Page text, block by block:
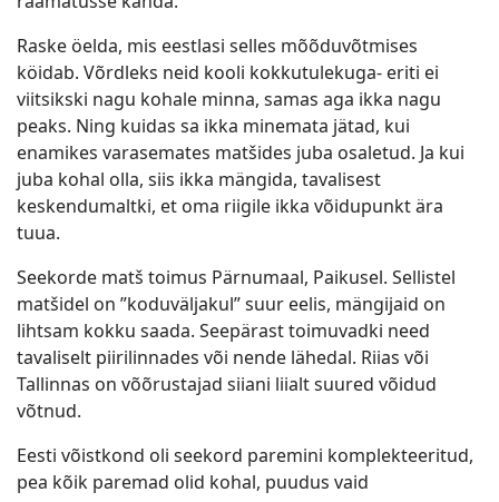
Raske öelda, mis eestlasi selles mõõduvõtmises
köidab. Võrdleks neid kooli kokkutulekuga- eriti ei
viitsikski nagu kohale minna, samas aga ikka nagu
peaks. Ning kuidas sa ikka minemata jätad, kui
enamikes varasemates matšides juba osaletud. Ja kui
juba kohal olla, siis ikka mängida, tavalisest
keskendumaltki, et oma riigile ikka võidupunkt ära
tuua.
Seekorde matš toimus Pärnumaal, Paikusel. Sellistel
matšidel on ”koduväljakul” suur eelis, mängijaid on
lihtsam kokku saada. Seepärast toimuvadki need
tavaliselt piirilinnades või nende lähedal. Riias või
Tallinnas on võõrustajad siiani liialt suured võidud
võtnud.
Eesti võistkond oli seekord paremini komplekteeritud,
pea kõik paremad olid kohal, puudus vaid